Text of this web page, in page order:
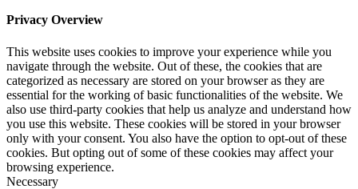
Privacy Overview
This website uses cookies to improve your experience while you
navigate through the website. Out of these, the cookies that are
categorized as necessary are stored on your browser as they are
essential for the working of basic functionalities of the website. We
also use third-party cookies that help us analyze and understand how
you use this website. These cookies will be stored in your browser
only with your consent. You also have the option to opt-out of these
cookies. But opting out of some of these cookies may affect your
browsing experience.
Necessary